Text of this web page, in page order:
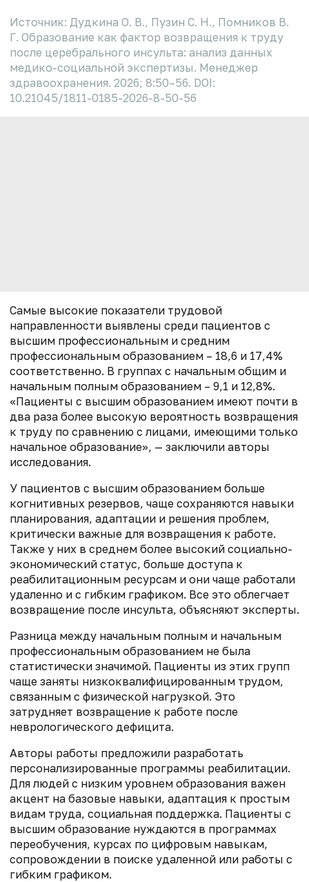
Источник: Дудкина О. В., Пузин С. Н., Помников В.
Г. Образование как фактор возвращения к труду
после церебрального инсульта: анализ данных
медико-социальной экспертизы. Менеджер
здравоохранения. 2026; 8:50–56. DOI:
10.21045/1811-0185-2026-8-50-56
Самые высокие показатели трудовой
направленности выявлены среди пациентов с
высшим профессиональным и средним
профессиональным образованием – 18,6 и 17,4%
соответственно. В группах с начальным общим и
начальным полным образованием – 9,1 и 12,8%.
«Пациенты с высшим образованием имеют почти в
два раза более высокую вероятность возвращения
к труду по сравнению с лицами, имеющими только
начальное образование», — заключили авторы
исследования.
У пациентов с высшим образованием больше
когнитивных резервов, чаще сохраняются навыки
планирования, адаптации и решения проблем,
критически важные для возвращения к работе.
Также у них в среднем более высокий социально-
экономический статус, больше доступа к
реабилитационным ресурсам и они чаще работали
удаленно и с гибким графиком. Все это облегчает
возвращение после инсульта, объясняют эксперты.
Разница между начальным полным и начальным
профессиональным образованием не была
статистически значимой. Пациенты из этих групп
чаще заняты низкоквалифицированным трудом,
связанным с физической нагрузкой. Это
затрудняет возвращение к работе после
неврологического дефицита.
Авторы работы предложили разработать
персонализированные программы реабилитации.
Для людей с низким уровнем образования важен
акцент на базовые навыки, адаптация к простым
видам труда, социальная поддержка. Пациенты с
высшим образование нуждаются в программах
переобучения, курсах по цифровым навыкам,
сопровождении в поиске удаленной или работы с
гибким графиком.